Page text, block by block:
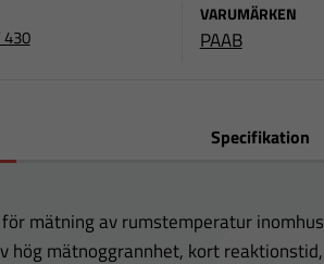
430
VARUMÄRKEN
PAAB
Specifikation
mätning av rumstemperatur inomhus
hög mätnoggrannhet, kort reaktionstid,